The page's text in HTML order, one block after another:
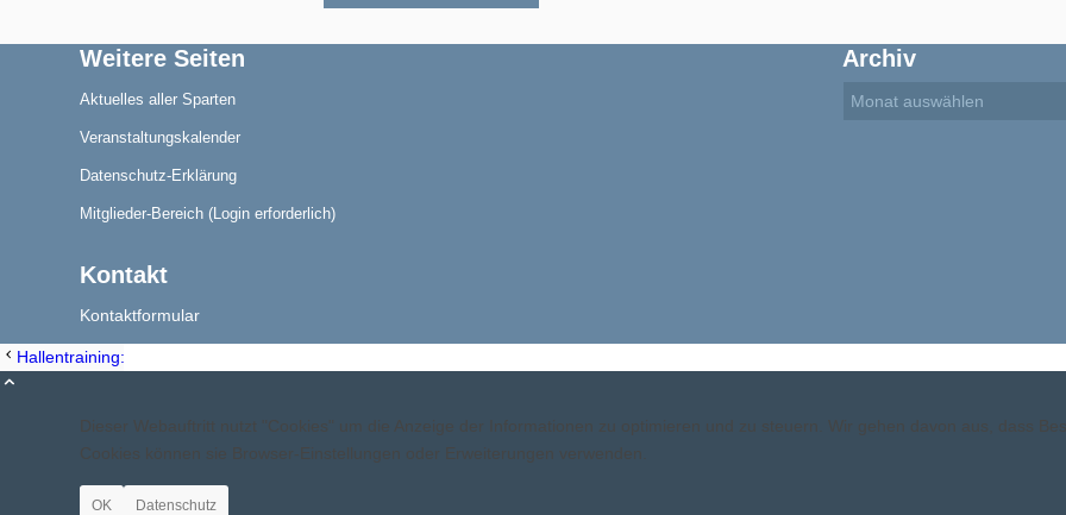
Termine/Training
Weitere Seiten
Aktuelles aller Sparten
Veranstaltungskalender
Datenschutz-Erklärung
Mitglieder-Bereich (Login erforderlich)
Kontakt
Kontaktformular
Archiv
Hallentraining: Fit mit Maggie
Dieser Webauftritt nutzt "Cookies" um die Anzeige der Informationen zu optimieren und zu steuern. Wir gehen davon aus, dass
Cookies können sie Browser-Einstellungen oder Erweiterungen verwenden.
OK Datenschutz